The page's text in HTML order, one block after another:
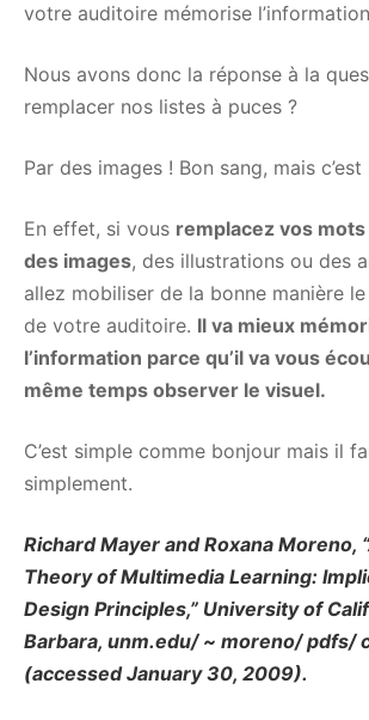
votre auditoire mémorise
Nous avons donc la réponse à la
remplacer nos listes à puces ?
Par des images ! Bon sang, mais
En effet, si vous remplacez vos
des images, des illustrations ou des
allez mobiliser de la bonne manière
de votre auditoire. Il va mieux
l’information parce qu’il va vous
même temps observer le visuel.
C’est simple comme bonjour mais il
simplement.
Richard Mayer and Roxana Moreno,
Theory of Multimedia Learning:
Design Principles,” University of
Barbara, unm.edu/ ~ moreno/ pdfs/
(accessed January 30, 2009).